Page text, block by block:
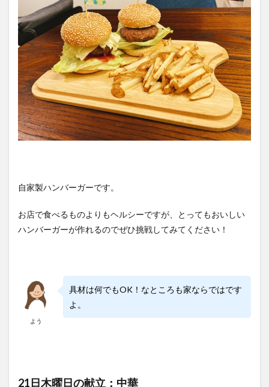
自家製ハンバーガーです。
お店で食べるものよりもヘルシーですが、とってもおいしい
ハンバーガーが作れるのでぜひ挑戦してみてください！
よう
具材は何でもOK！なところも家ならではです
よ。
21日木曜日の献立：中華